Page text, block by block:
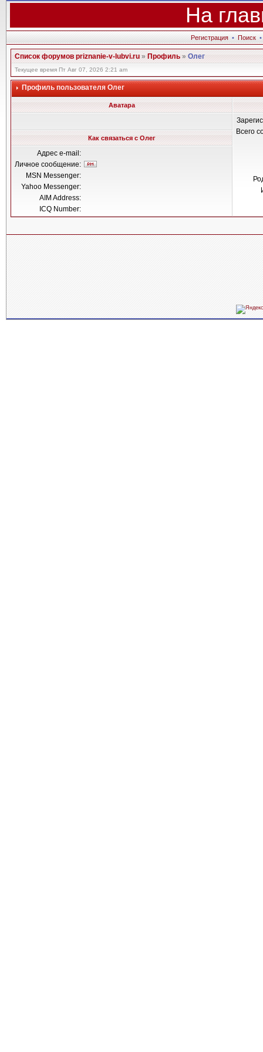
На
Регистрация • Поиск •
Список форумов priznanie-v-lubvi.ru»Профиль»Олег
Текущее время Пт Авг 07, 2026 2:21 am
Профиль пользователя Олег
Аватара
Всего
Как связаться с Олег
Адрес e-mail:
Личное сообщение:
MSN Messenger:
Yahoo Messenger:
AIM Address:
ICQ Number: